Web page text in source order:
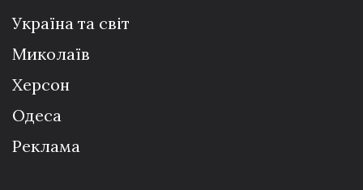
Україна та світ
Миколаїв
Херсон
Одеса
Реклама